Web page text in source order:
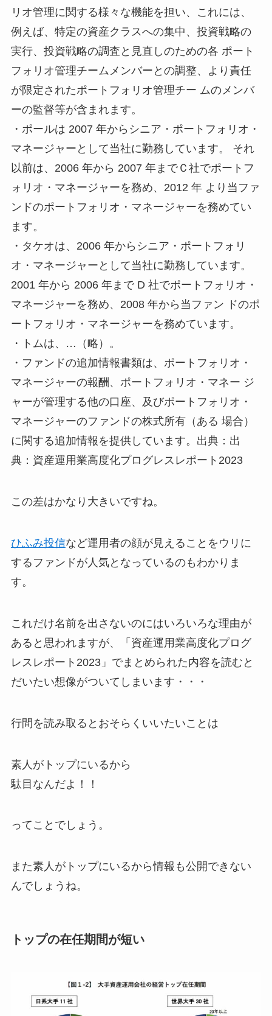
リオ管理に関する様々な機能を担い、これには、
例えば、特定の資産クラスへの集中、投資戦略の
実行、投資戦略の調査と見直しのための各 ポート
フォリオ管理チームメンバーとの調整、より責任
が限定されたポートフォリオ管理チー ムのメンバ
ーの監督等が含まれます。
・ポールは 2007 年からシニア・ポートフォリオ・
マネージャーとして当社に勤務しています。 それ
以前は、2006 年から 2007 年までＣ社でポートフ
ォリオ・マネージャーを務め、2012 年 より当ファ
ンドのポートフォリオ・マネージャーを務めてい
ます。
・タケオは、2006 年からシニア・ポートフォリ
オ・マネージャーとして当社に勤務しています。
2001 年から 2006 年まで D 社でポートフォリオ・
マネージャーを務め、2008 年から当ファン ドのポ
ートフォリオ・マネージャーを務めています。
・トムは、…（略）。
・ファンドの追加情報書類は、ポートフォリオ・
マネージャーの報酬、ポートフォリオ・マネー ジ
ャーが管理する他の口座、及びポートフォリオ・
マネージャーのファンドの株式所有（ある 場合）
に関する追加情報を提供しています。出典：出
典：資産運用業高度化プログレスレポート2023
この差はかなり大きいですね。
ひふみ投信など運用者の顔が見えることをウリに
するファンドが人気となっているのもわかりま
す。
これだけ名前を出さないのにはいろいろな理由が
あると思われますが、「資産運用業高度化プログ
レスレポート2023」でまとめられた内容を読むと
だいたい想像がついてしまいます・・・
行間を読み取るとおそらくいいたいことは
素人がトップにいるから
駄目なんだよ！！
ってことでしょう。
また素人がトップにいるから情報も公開できない
んでしょうね。
トップの在任期間が短い